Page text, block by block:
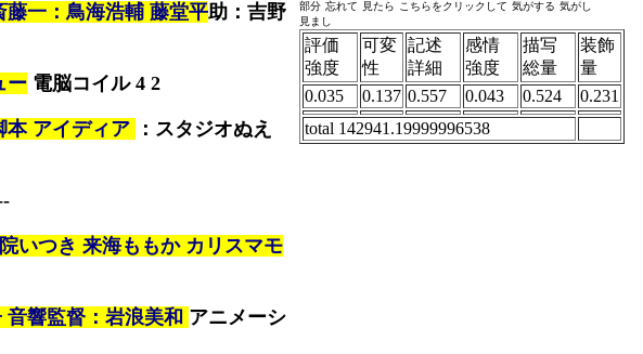
一：鳥海浩輔 藤堂平助：吉野
ー 電脳コイル 4 2
本 アイディア ：スタジオぬえ
いつき 来海ももか カリスマモ
響監督：岩浪美和 アニメーシ
部分 忘れて 見たら こちらをクリックして 気がする 気がし
見まし
評価
強度
可変
性
記述
詳細
感情
強度
描写
総量
装飾
量
0.035
0.137 0.557 0.043 0.524
0.231
total 142941.19999996538